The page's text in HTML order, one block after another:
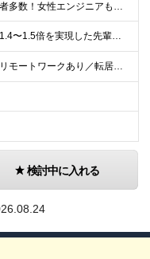
【異業種からの転職者多数！女性エンジニアも活躍中】 ◆学歴不問 ◆未経験OK ≪こんな方を歓迎しています≫ ◎未経験から成長できる環境で活躍したい方 ◎大学やスクールでIT系のスキルを学んだことのあ
【現場配属後、年収1.4〜1.5倍を実現した先輩も！残業代全額支給】 ◆給与は経験やスキルに応じて決定します ◆年俸制250万円～350万円（1/12を月々支給） ≪年収UPの例≫ ◎飲食業からのキ
【大阪・東京募集／リモートワークあり／転居を伴う転勤なし】 東京本社、大阪事務所、または東京23区内・関西（大阪・兵庫）の各クライアント先勤務 ◆入社後、約1年間はクライアント先ではなく 自社内（東
検討中に入れる